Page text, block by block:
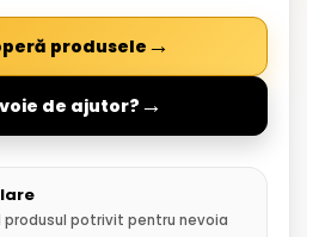
produsele →
de ajutor? →
produsul potrivit pentru nevoia